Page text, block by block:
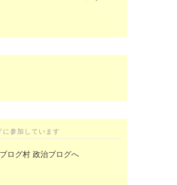
に参加しています